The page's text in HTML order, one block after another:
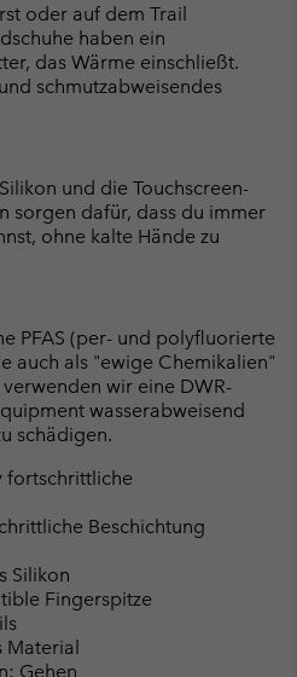
oder auf dem Trail
haben ein
das Wärme einschließt.
schmutzabweisendes
und die Touchscreen-
sorgen dafür, dass du immer
ohne kalte Hände zu
PFAS (per- und polyfluorierte
auch als "ewige Chemikalien"
wir eine DWR-
wasserabweisend
schädigen.
Beschichtung
Silikon
Fingerspitze
Material
Gehen